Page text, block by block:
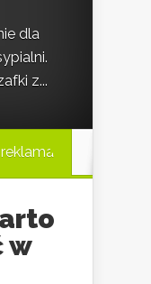
dla
z...
w